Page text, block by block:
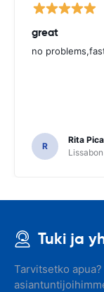
great
no
R
Rita
Tuki ja
Tarvitsetko